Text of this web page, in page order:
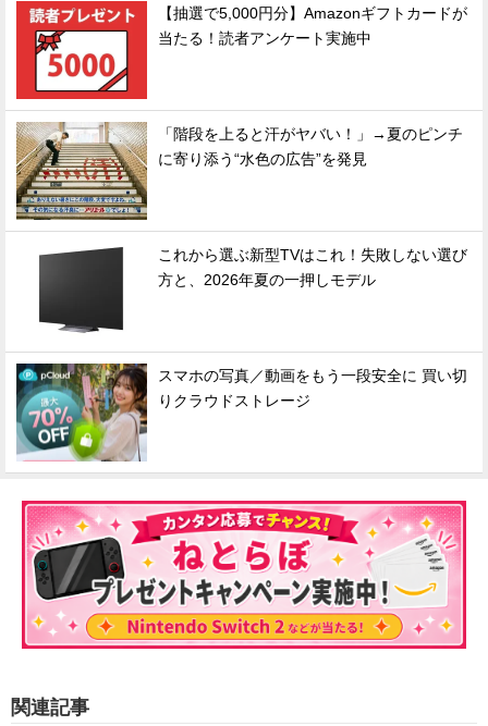
【抽選で5,000円分】Amazonギフトカードが
当たる！読者アンケート実施中
「階段を上ると汗がヤバい！」→夏のピンチ
に寄り添う“水色の広告”を発見
これから選ぶ新型TVはこれ！失敗しない選び
方と、2026年夏の一押しモデル
スマホの写真／動画をもう一段安全に 買い切
りクラウドストレージ
関連記事